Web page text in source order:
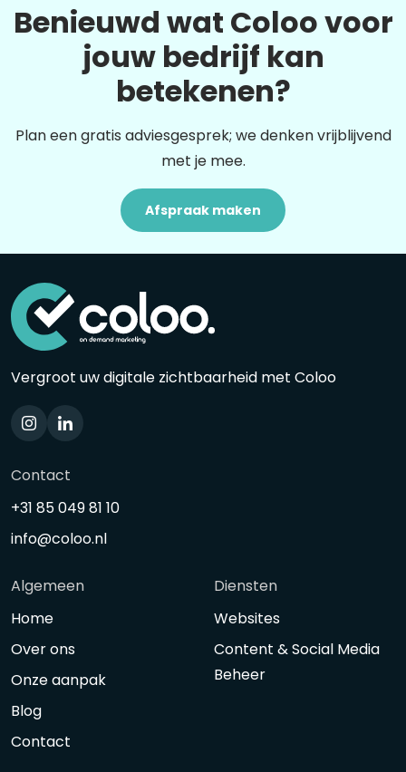
Benieuwd wat Coloo voor
jouw bedrijf kan
betekenen?
Plan een gratis adviesgesprek; we denken vrijblijvend
met je mee.
Afspraak maken
Vergroot uw digitale zichtbaarheid met Coloo
Contact
+31 85 049 81 10
info@coloo.nl
Algemeen
Home
Over ons
Onze aanpak
Blog
Contact
Diensten
Websites
Content & Social Media
Beheer